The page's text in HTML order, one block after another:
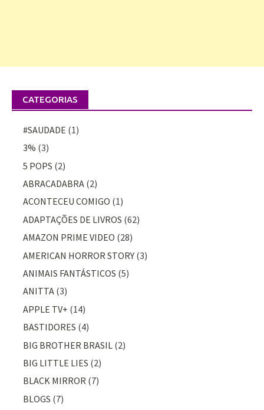
CATEGORIAS
#SAUDADE (1)
3% (3)
5 POPS (2)
ABRACADABRA (2)
ACONTECEU COMIGO (1)
ADAPTAÇÕES DE LIVROS (62)
AMAZON PRIME VIDEO (28)
AMERICAN HORROR STORY (3)
ANIMAIS FANTÁSTICOS (5)
ANITTA (3)
APPLE TV+ (14)
BASTIDORES (4)
BIG BROTHER BRASIL (2)
BIG LITTLE LIES (2)
BLACK MIRROR (7)
BLOGS (7)